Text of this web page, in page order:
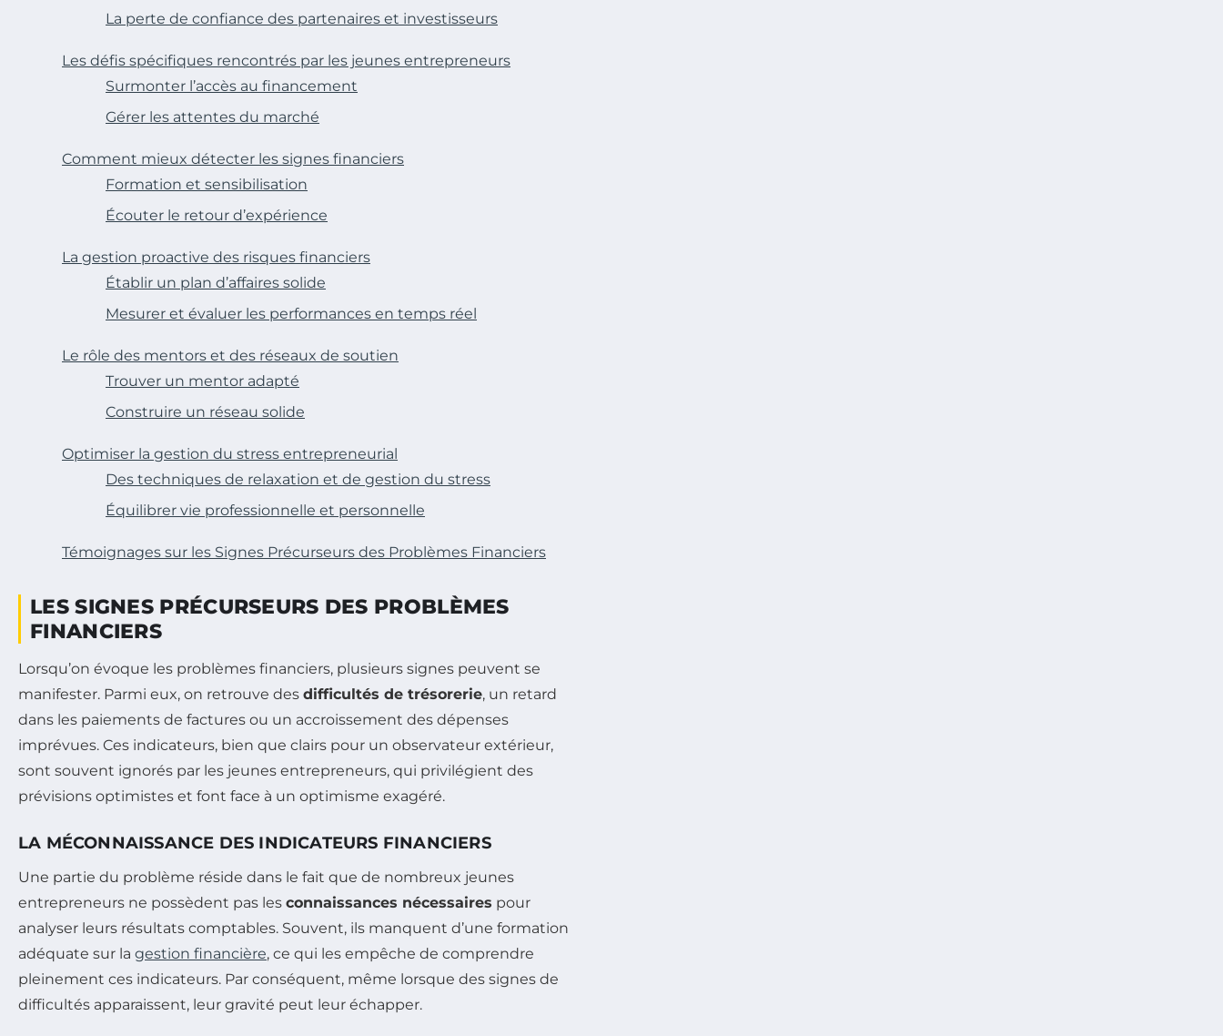
La perte de confiance des partenaires et investisseurs
Les défis spécifiques rencontrés par les jeunes entrepreneurs
Surmonter l’accès au financement
Gérer les attentes du marché
Comment mieux détecter les signes financiers
Formation et sensibilisation
Écouter le retour d’expérience
La gestion proactive des risques financiers
Établir un plan d’affaires solide
Mesurer et évaluer les performances en temps réel
Le rôle des mentors et des réseaux de soutien
Trouver un mentor adapté
Construire un réseau solide
Optimiser la gestion du stress entrepreneurial
Des techniques de relaxation et de gestion du stress
Équilibrer vie professionnelle et personnelle
Témoignages sur les Signes Précurseurs des Problèmes Financiers
LES SIGNES PRÉCURSEURS DES PROBLÈMES
FINANCIERS
Lorsqu’on évoque les problèmes financiers, plusieurs signes peuvent se
manifester. Parmi eux, on retrouve des difficultés de trésorerie, un retard
dans les paiements de factures ou un accroissement des dépenses
imprévues. Ces indicateurs, bien que clairs pour un observateur extérieur,
sont souvent ignorés par les jeunes entrepreneurs, qui privilégient des
prévisions optimistes et font face à un optimisme exagéré.
LA MÉCONNAISSANCE DES INDICATEURS FINANCIERS
Une partie du problème réside dans le fait que de nombreux jeunes
entrepreneurs ne possèdent pas les connaissances nécessaires pour
analyser leurs résultats comptables. Souvent, ils manquent d’une formation
adéquate sur la gestion financière, ce qui les empêche de comprendre
pleinement ces indicateurs. Par conséquent, même lorsque des signes de
difficultés apparaissent, leur gravité peut leur échapper.